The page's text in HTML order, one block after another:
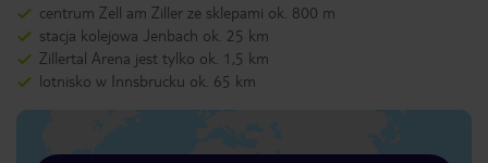
centrum Zell am Ziller ze sklepami ok. 800 m
stacja kolejowa Jenbach ok. 25 km
Zillertal Arena jest tylko ok. 1,5 km
lotnisko w Innsbrucku ok. 65 km